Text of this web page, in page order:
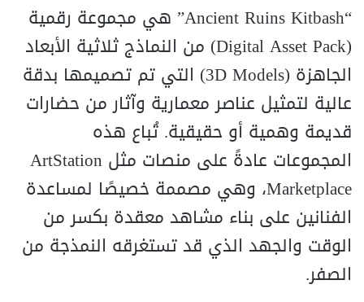
“Ancient Ruins Kitbash” هي مجموعة رقمية
(Digital Asset Pack) من النماذج ثلاثية الأبعاد
الجاهزة (3D Models) التي تم تصميمها بدقة
عالية لتمثيل عناصر معمارية وآثار من حضارات
قديمة وهمية أو حقيقية. تُباع هذه
المجموعات عادةً على منصات مثل ArtStation
Marketplace، وهي مصممة خصيصًا لمساعدة
الفنانين على بناء مشاهد معقدة بكسر من
الوقت والجهد الذي قد تستغرقه النمذجة من
الصفر.